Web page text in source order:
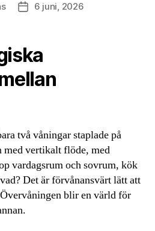
Inläggsdatum
6 juni, 2026
två våningar staplade på
med vertikalt flöde, med
vardagsrum och sovrum, kök
Det är förvånansvärt lätt att
blir en värld för